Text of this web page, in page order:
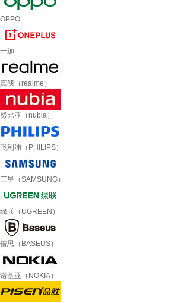
OPPO
一加
真我（realme）
努比亚（nubia）
飞利浦（PHILIPS）
三星（SAMSUNG）
绿联（UGREEN）
倍思（BASEUS）
诺基亚（NOKIA）